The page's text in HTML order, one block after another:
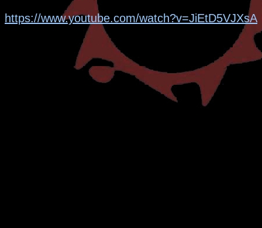
https://www.youtube.com/watch?v=JiEtD5VJXsA